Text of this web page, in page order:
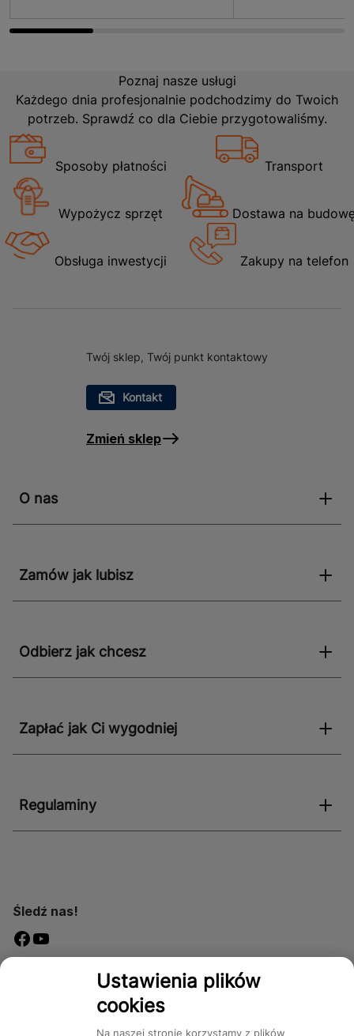
Poznaj nasze usługi
Każdego dnia profesjonalnie podchodzimy do Twoich
potrzeb. Sprawdź co dla Ciebie przygotowaliśmy.
Sposoby płatności Transport
Wypożycz sprzęt Dostawa na
Obsługa inwestycji Zakupy na telefon
Twój sklep, Twój punkt kontaktowy
Kontakt
Zmień sklep
O nas
Zamów jak lubisz
Odbierz jak chcesz
Zapłać jak Ci wygodniej
Regulaminy
Śledź nas!
DostępnośćUstawienia plików
cookies
Na naszej stronie korzystamy z plików